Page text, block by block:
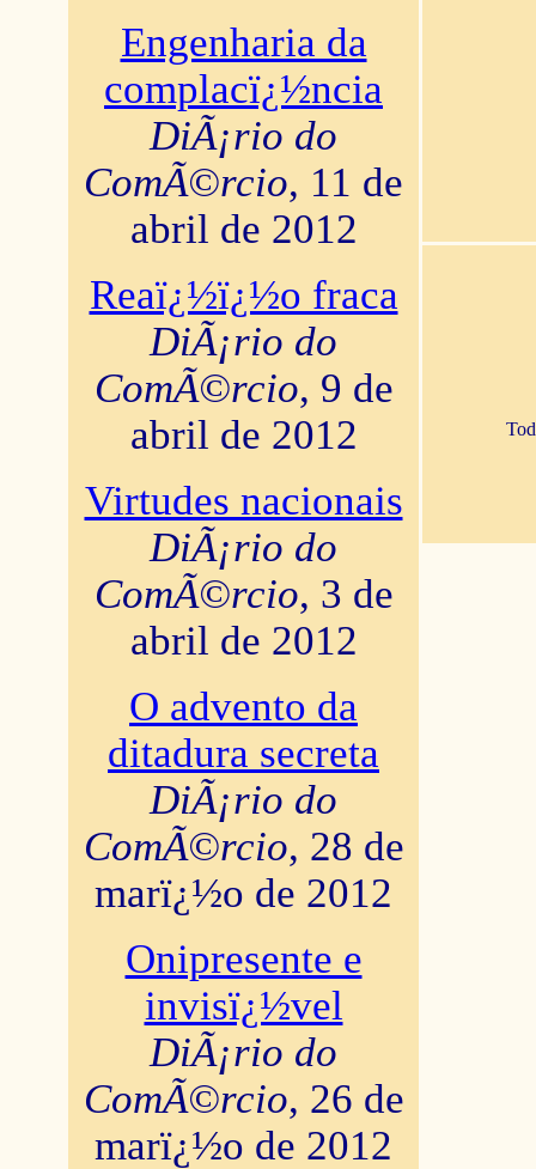
Engenharia da
complacï¿½ncia
DiÃ¡rio do
ComÃ©rcio, 11 de
abril de 2012
Reaï¿½ï¿½o fraca
DiÃ¡rio do
ComÃ©rcio, 9 de
abril de 2012
Virtudes nacionais
DiÃ¡rio do
ComÃ©rcio, 3 de
abril de 2012
O advento da
ditadura secreta
DiÃ¡rio do
ComÃ©rcio, 28 de
marï¿½o de 2012
Onipresente e
invisï¿½vel
DiÃ¡rio do
ComÃ©rcio, 26 de
marï¿½o de 2012